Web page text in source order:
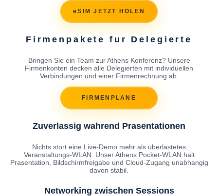
eSIM JETZT HOLEN
Firmenpakete fur Delegierte
Bringen Sie ein Team zur Athens Konferenz? Unsere
Firmenkonten decken alle Delegierten mit individuellen
Verbindungen und einer Firmenrechnung ab.
FIRMENPLANE
Zuverlassig wahrend Prasentationen
Nichts stort eine Live-Demo mehr als uberlastetes
Veranstaltungs-WLAN. Unser Athens Pocket-WLAN halt
Prasentation, Bildschirmfreigabe und Cloud-Zugang unabhangig
davon stabil.
Networking zwischen Sessions